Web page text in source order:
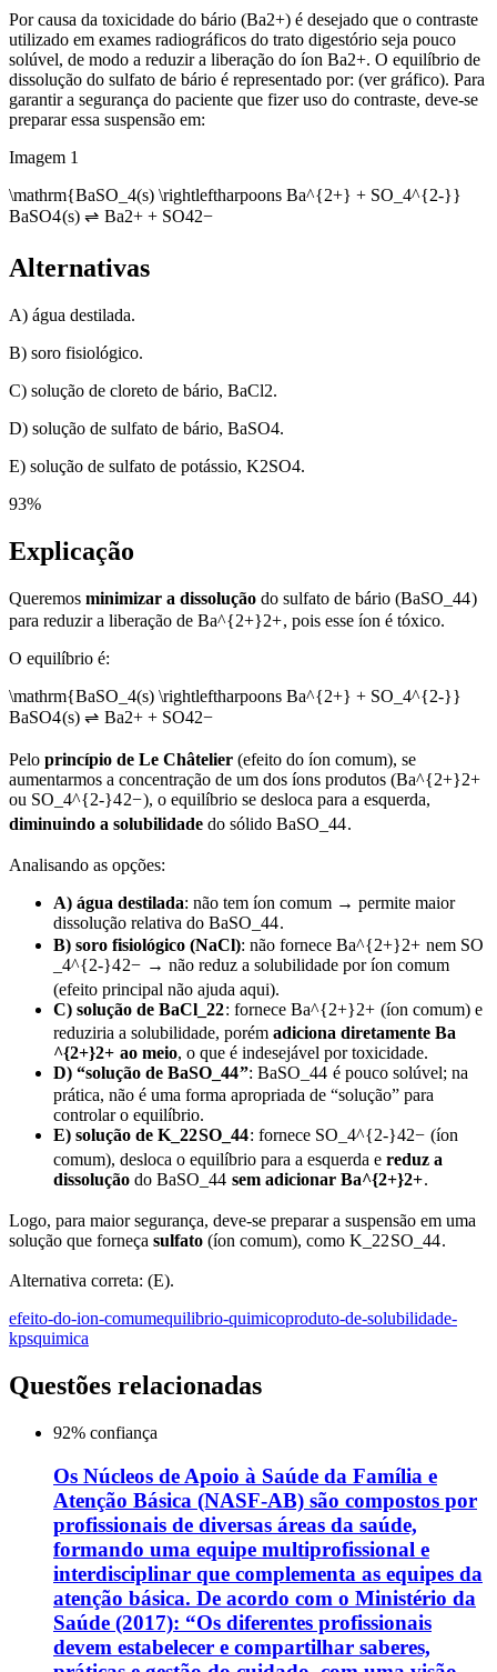
Por causa da toxicidade do bário (Ba2+) é desejado que o contraste
utilizado em exames radiográficos do trato digestório seja pouco
solúvel, de modo a reduzir a liberação do íon Ba2+. O equilíbrio de
dissolução do sulfato de bário é representado por: (ver gráfico). Para
garantir a segurança do paciente que fizer uso do contraste, deve-se
preparar essa suspensão em:
Imagem 1
\mathrm{BaSO_4(s) \rightleftharpoons Ba^{2+} + SO_4^{2-}}
BaSO4(s) ⇌ Ba2+ + SO42−
Alternativas
A) água destilada.
B) soro fisiológico.
C) solução de cloreto de bário, BaCl2.
D) solução de sulfato de bário, BaSO4.
E) solução de sulfato de potássio, K2SO4.
93%
Explicação
Queremos minimizar a dissolução do sulfato de bário (BaSO _44)
para reduzir a liberação de Ba^{2+}2+, pois esse íon é tóxico.
O equilíbrio é:
\mathrm{BaSO_4(s) \rightleftharpoons Ba^{2+} + SO_4^{2-}}
BaSO4(s) ⇌ Ba2+ + SO42−
Pelo princípio de Le Châtelier (efeito do íon comum), se
aumentarmos a concentração de um dos íons produtos (Ba^{2+}2+
ou SO _4^{2-}42−), o equilíbrio se desloca para a esquerda,
diminuindo a solubilidade do sólido BaSO _44.
Analisando as opções:
A) água destilada: não tem íon comum → permite maior
dissolução relativa do BaSO _44.
B) soro fisiológico (NaCl): não fornece Ba^{2+}2+ nem SO
_4^{2-}42− → não reduz a solubilidade por íon comum
(efeito principal não ajuda aqui).
C) solução de BaCl _22: fornece Ba^{2+}2+ (íon comum) e
reduziria a solubilidade, porém adiciona diretamente Ba
^{2+}2+ ao meio, o que é indesejável por toxicidade.
D) “solução de BaSO _44”: BaSO _44 é pouco solúvel; na
prática, não é uma forma apropriada de “solução” para
controlar o equilíbrio.
E) solução de K _22SO_44: fornece SO _4^{2-}42− (íon
comum), desloca o equilíbrio para a esquerda e reduz a
dissolução do BaSO _44 sem adicionar Ba^{2+}2+.
Logo, para maior segurança, deve-se preparar a suspensão em uma
solução que forneça sulfato (íon comum), como K _22SO _44.
Alternativa correta: (E).
efeito-do-ion-comumequilibrio-quimicoproduto-de-solubilidade-
kpsquimica
Questões relacionadas
92% confiança
Os Núcleos de Apoio à Saúde da Família e
Atenção Básica (NASF-AB) são compostos por
profissionais de diversas áreas da saúde,
formando uma equipe multiprofissional e
interdisciplinar que complementa as equipes da
atenção básica. De acordo com o Ministério da
Saúde (2017): “Os diferentes profissionais
devem estabelecer e compartilhar saberes,